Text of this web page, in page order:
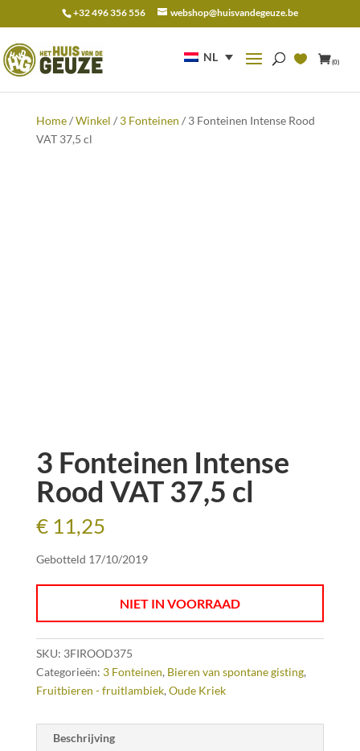
+32 496 356 556 webshop@huisvandegeuze.be
NL (0)
naar:
Home/Winkel / 3 Fonteinen / 3 Fonteinen Intense Rood
VAT 37,5 cl
3 Fonteinen Intense
Rood VAT 37,5 cl
€11,25
Gebotteld 17/10/2019
NIET IN VOORRAAD
SKU: 3FIROOD375
Categorieën: 3 Fonteinen, Bieren van spontane gisting,
Fruitbieren - fruitlambiek, Oude Kriek
Beschrijving